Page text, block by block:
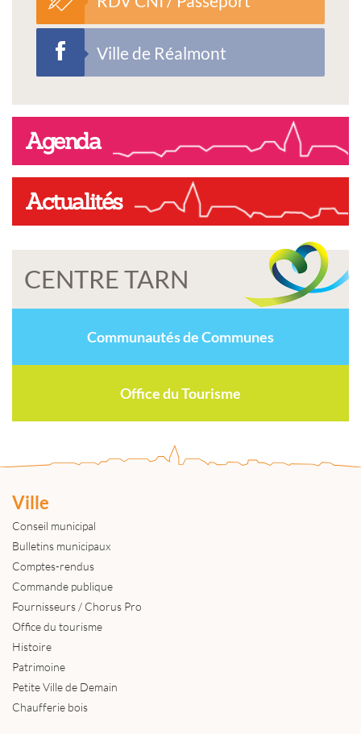
Ville de Réalmont
Agenda
Actualités
CENTRE TARN
Communautés de Communes
Office du Tourisme
Ville
Conseil municipal
Bulletins municipaux
Comptes-rendus
Commande publique
Fournisseurs / Chorus Pro
Office du tourisme
Histoire
Patrimoine
Petite Ville de Demain
Chaufferie bois